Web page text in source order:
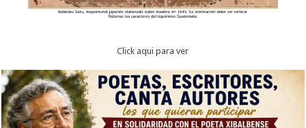
Click aqui para ver